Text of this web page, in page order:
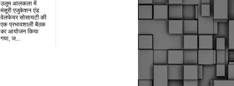
उलूम आलकला में
मंसूरी एजुकेशन एंड
वेलफेयर सोसायटी की
एक प्रभावशाली बैठक
का आयोजन किया
गया, ज...